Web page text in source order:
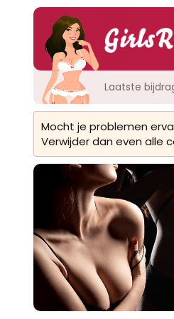
Laatste
Mocht je problemen
Verwijder dan even alle